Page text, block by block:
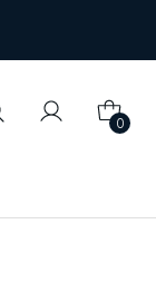
0